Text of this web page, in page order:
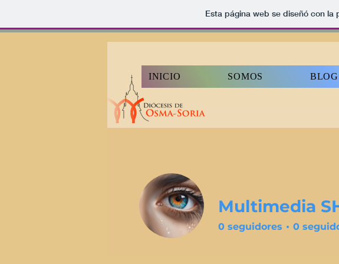
Esta página web se diseñó con la
INICIO SOMOS BLOG
Multimedia
0 seguidores 0